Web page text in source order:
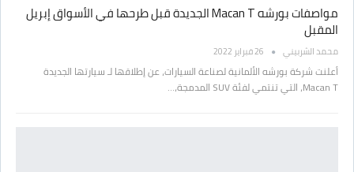
مواصفات بورشه Macan T الجديدة قبل طرحها في الأسواق إبريل
المقبل
محمد الشربيني 26 فبراير 2022
أعلنت شركة بورشه الألمانية لصناعة السيارات، عن إطلاقها لـ سيارتها الجديدة
Macan T، التي تنتمي لفئة SUV المدمجة،…